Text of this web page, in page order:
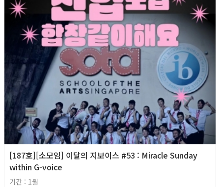
[187호][소모임] 이달의 지보이스 #53 : Miracle Sunday
within G-voice
기간 : 1월